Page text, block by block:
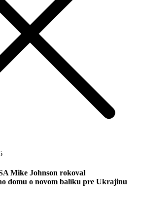
Mike Johnson rokoval
domu o novom balíku pre Ukrajinu